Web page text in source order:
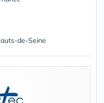
de-Seine